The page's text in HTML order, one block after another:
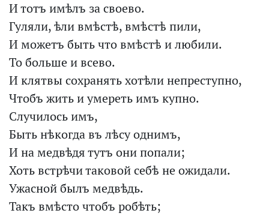
И тотъ имѣлъ за своево.
Гуляли, ѣли вмѣстѣ, вмѣстѣ пили,
И можетъ быть что вмѣстѣ и любили.
То больше и всево.
И клятвы сохранять хотѣли непреступно,
Чтобъ жить и умереть имъ купно.
Случилось имъ,
Быть нѣкогда въ лѣсу однимъ,
И на медвѣдя тутъ они попали;
Хоть встрѣчи таковой себѣ не ожидали.
Ужасной былъ медвѣдь.
Такъ вмѣсто чтобъ робѣть;